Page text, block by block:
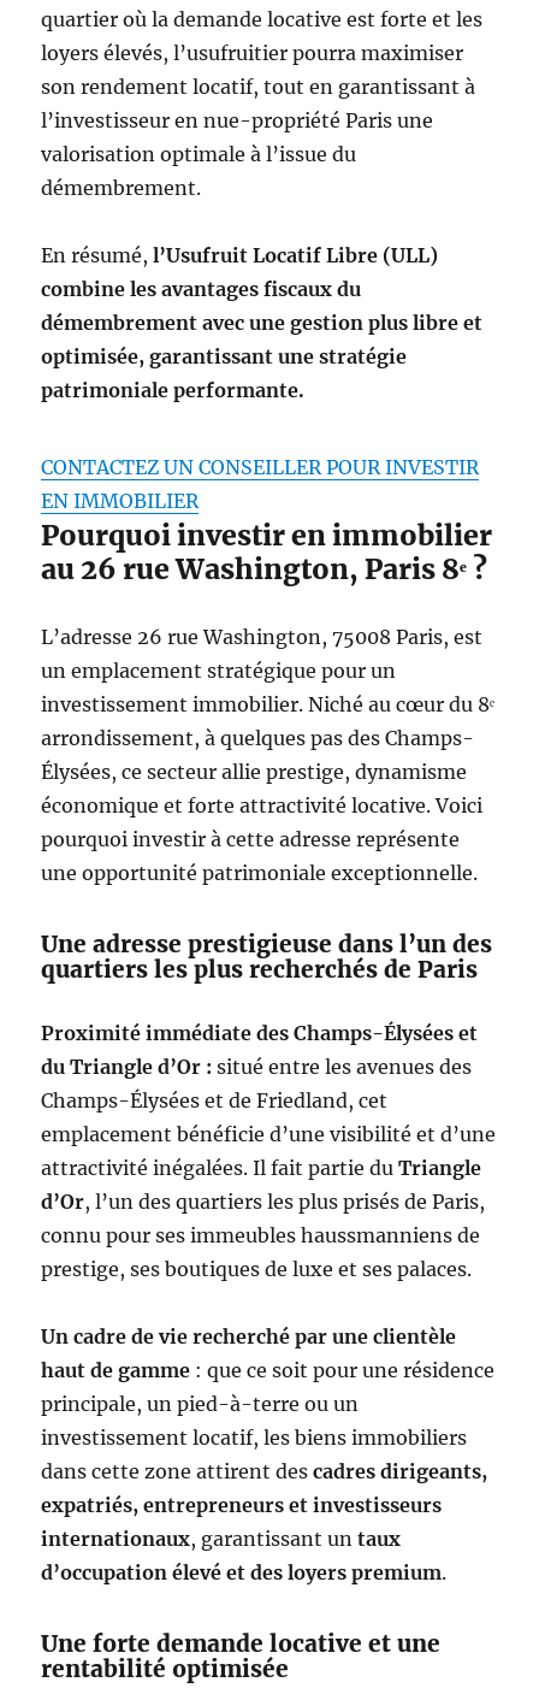
quartier où la demande locative est forte et les
loyers élevés, l’usufruitier pourra maximiser
son rendement locatif, tout en garantissant à
l’investisseur en nue-propriété Paris une
valorisation optimale à l’issue du
démembrement.
En résumé, l’Usufruit Locatif Libre (ULL)
combine les avantages fiscaux du
démembrement avec une gestion plus libre et
optimisée, garantissant une stratégie
patrimoniale performante.
CONTACTEZ UN CONSEILLER POUR INVESTIR
EN IMMOBILIER
Pourquoi investir en immobilier
au 26 rue Washington, Paris 8ᵉ ?
L’adresse 26 rue Washington, 75008 Paris, est
un emplacement stratégique pour un
investissement immobilier. Niché au cœur du 8ᵉ
arrondissement, à quelques pas des Champs-
Élysées, ce secteur allie prestige, dynamisme
économique et forte attractivité locative. Voici
pourquoi investir à cette adresse représente
une opportunité patrimoniale exceptionnelle.
Une adresse prestigieuse dans l’un des
quartiers les plus recherchés de Paris
Proximité immédiate des Champs-Élysées et
du Triangle d’Or :situé entre les avenues des
Champs-Élysées et de Friedland, cet
emplacement bénéficie d’une visibilité et d’une
attractivité inégalées. Il fait partie du Triangle
d’Or, l’un des quartiers les plus prisés de Paris,
connu pour ses immeubles haussmanniens de
prestige, ses boutiques de luxe et ses palaces.
Un cadre de vie recherché par une clientèle
haut de gamme : que ce soit pour une résidence
principale, un pied-à-terre ou un
investissement locatif, les biens immobiliers
dans cette zone attirent des cadres dirigeants,
expatriés, entrepreneurs et investisseurs
internationaux, garantissant un taux
d’occupation élevé et des loyers premium.
Une forte demande locative et une
rentabilité optimisée